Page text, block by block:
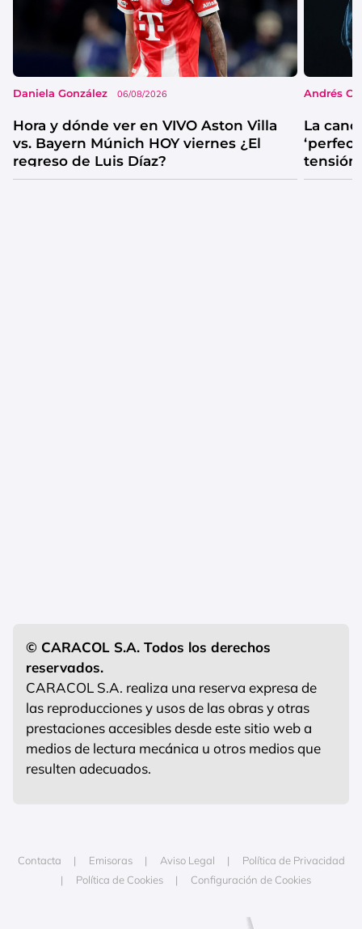
Daniela González 06/08/2026
Hora y dónde ver en VIVO Aston Villa
vs. Bayern Múnich HOY viernes ¿El
regreso de Luis Díaz?
Andrés
La
tensión
catarsis
© CARACOL S.A. Todos los derechos
reservados.
CARACOL S.A. realiza una reserva expresa de
las reproducciones y usos de las obras y otras
prestaciones accesibles desde este sitio web a
medios de lectura mecánica u otros medios que
resulten adecuados.
Contacta Emisoras Aviso Legal
Política de Privacidad
Política de Cookies
Configuración de Cookies